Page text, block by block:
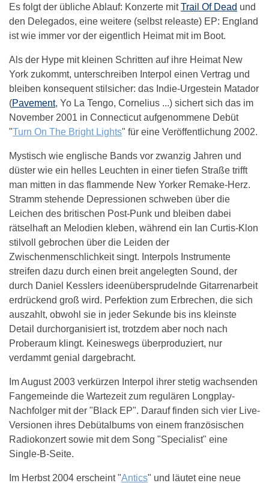
Es folgt der übliche Ablauf: Konzerte mitTrail Of Dead und
den Delegados, eine weitere (selbst releaste) EP: England
ist wie immer vor der eigentlich Heimat mit im Boot.
Als der Hype mit kleinen Schritten auf ihre Heimat New
York zukommt, unterschreiben Interpol einen Vertrag und
bleiben konsequent stilsicher: das Indie-Urgestein Matador
(Pavement, Yo La Tengo, Cornelius ...) sichert sich das im
November 2001 in Connecticut aufgenommene Debüt
"Turn On The Bright Lights" für eine Veröffentlichung 2002.
Mystisch wie englische Bands vor zwanzig Jahren und
düster wie ein helles Leuchten in einer tiefen Straße trifft
man mitten in das flammende New Yorker Remake-Herz.
Stramm stehende Depressionen schweben über die
Leichen des britischen Post-Punk und bleiben dabei
rätselhaft an Melodien kleben, während ein Ian Curtis-Klon
stilvoll gebrochen über die Leiden der
Zwischenmenschlichkeit singt. Interpols Instrumente
streifen dazu durch einen breit angelegten Sound, der
durch Daniel Kesslers ideenübersprudelnde Gitarrenarbeit
erdrückend groß wird. Perfektion zum Erbrechen, die sich
auszahlt, obwohl sie in jeder Sekunde bis ins kleinste
Detail durchorganisiert ist, trotzdem aber noch nach
Proberaum klingt. Keineswegs überproduziert, nur
verdammt genial dargebracht.
Im August 2003 verkürzen Interpol ihrer stetig wachsenden
Fangemeinde die Wartezeit zum regulären Longplay-
Nachfolger mit der "Black EP". Darauf finden sich vier Live-
Versionen ihres Debütalbums von einem französischen
Radiokonzert sowie mit dem Song "Specialist" eine
Single-B-Seite.
Im Herbst 2004 erscheint "Antics" und läutet eine neue